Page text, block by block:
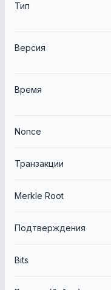
Тип
Версия
Время
Nonce
Транзакции
Merkle Root
Подтверждения
Bits